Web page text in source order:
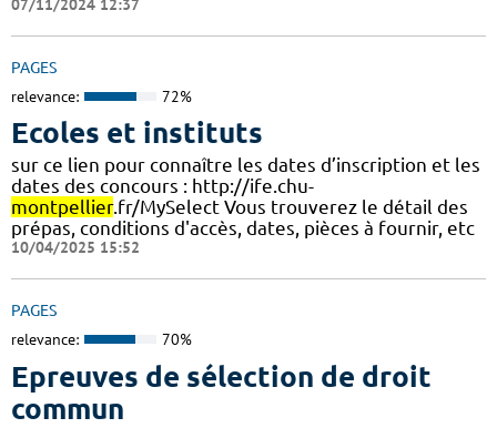
07/11/2024 12:37
PAGES
relevance: 72%
Ecoles et instituts
sur ce lien pour connaître les dates d’inscription et les
dates des concours : http://ife.chu-
montpellier.fr/MySelect Vous trouverez le détail des
prépas, conditions d'accès, dates, pièces à fournir, etc
10/04/2025 15:52
PAGES
relevance: 70%
Epreuves de sélection de droit
commun